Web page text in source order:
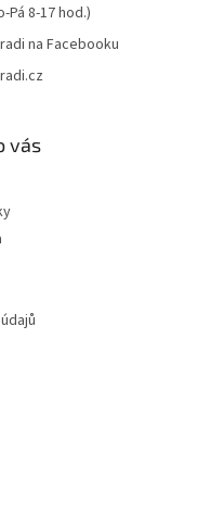
Pá 8-17 hod.)
na Facebooku
vás